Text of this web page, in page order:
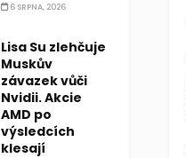
6 SRPNA, 2026
Lisa Su zlehčuje
Muskův
závazek vůči
Nvidii. Akcie
AMD po
výsledcích
klesají